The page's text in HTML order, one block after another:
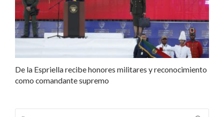
De la Espriella recibe honores militares y reconocimiento
como comandante supremo